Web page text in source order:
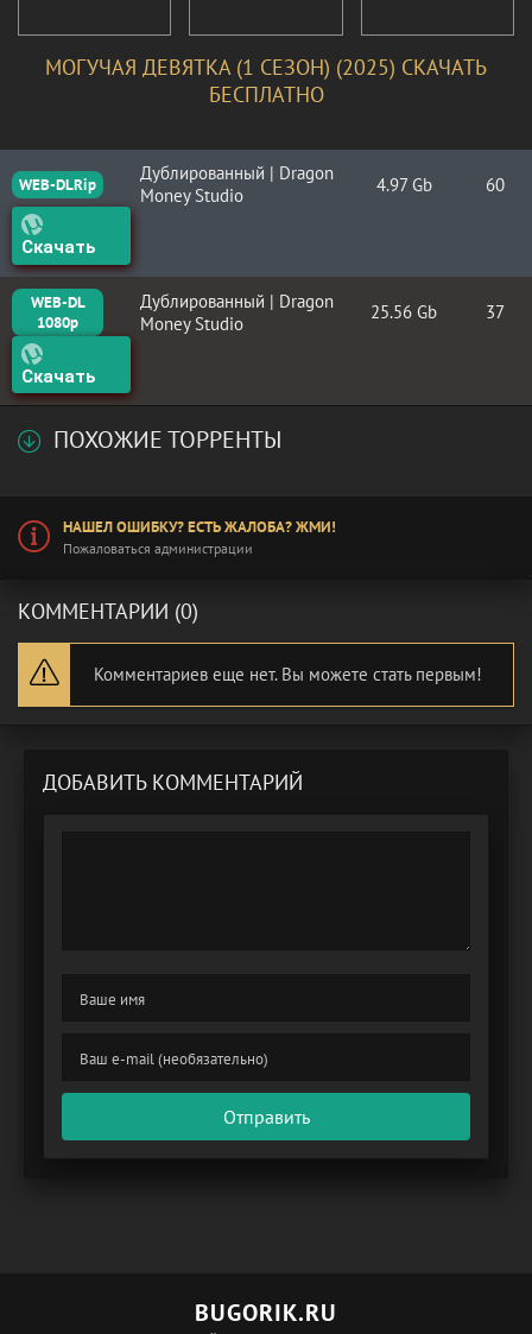
МОГУЧАЯ ДЕВЯТКА (1 СЕЗОН) (2025) СКАЧАТЬ
БЕСПЛАТНО
WEB-DLRip
Дублированный | Dragon
Money Studio
4.97 Gb 60
Скачать
WEB-DL
1080p
Дублированный | Dragon
Money Studio
25.56 Gb 37
Скачать
ПОХОЖИЕ ТОРРЕНТЫ
НАШЕЛ ОШИБКУ? ЕСТЬ ЖАЛОБА? ЖМИ!
Пожаловаться администрации
КОММЕНТАРИИ (0)
Комментариев еще нет. Вы можете стать первым!
ДОБАВИТЬ КОММЕНТАРИЙ
Отправить
BUGORIK.RU